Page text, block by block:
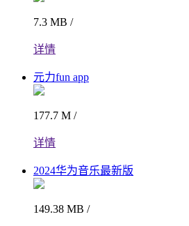
7.3 MB /
详情
元力fun app
177.7 M /
详情
2024华为音乐最新版
149.38 MB /